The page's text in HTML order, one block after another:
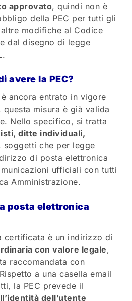
approvato, quindi non è
della PEC per tutti gli
modifiche al Codice
dal disegno di legge
avere la PEC?
ancora entrato in vigore
questa misura è già valida
Nello specifico, si tratta
ditte individuali,
soggetti che per legge
di posta elettronica
ufficiali con tutti
Amministrazione.
posta elettronica
certificata è un indirizzo di
con valore legale,
raccomandata con
a una casella email
la PEC prevede il
dell’utente